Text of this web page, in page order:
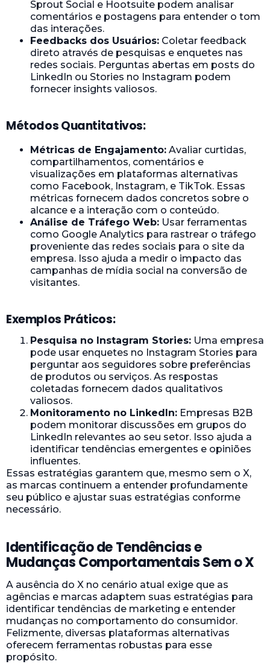
Sprout Social e Hootsuite podem analisar
comentários e postagens para entender o tom
das interações.
Feedbacks dos Usuários: Coletar feedback
direto através de pesquisas e enquetes nas
redes sociais. Perguntas abertas em posts do
LinkedIn ou Stories no Instagram podem
fornecer insights valiosos.
Métodos Quantitativos:
Métricas de Engajamento: Avaliar curtidas,
compartilhamentos, comentários e
visualizações em plataformas alternativas
como Facebook, Instagram, e TikTok. Essas
métricas fornecem dados concretos sobre o
alcance e a interação com o conteúdo.
Análise de Tráfego Web: Usar ferramentas
como Google Analytics para rastrear o tráfego
proveniente das redes sociais para o site da
empresa. Isso ajuda a medir o impacto das
campanhas de mídia social na conversão de
visitantes.
Exemplos Práticos:
Pesquisa no Instagram Stories: Uma empresa
pode usar enquetes no Instagram Stories para
perguntar aos seguidores sobre preferências
de produtos ou serviços. As respostas
coletadas fornecem dados qualitativos
valiosos.
Monitoramento no LinkedIn: Empresas B2B
podem monitorar discussões em grupos do
LinkedIn relevantes ao seu setor. Isso ajuda a
identificar tendências emergentes e opiniões
influentes.
Essas estratégias garantem que, mesmo sem o X,
as marcas continuem a entender profundamente
seu público e ajustar suas estratégias conforme
necessário.
Identificação de Tendências e
Mudanças Comportamentais Sem o X
A ausência do X no cenário atual exige que as
agências e marcas adaptem suas estratégias para
identificar tendências de marketing e entender
mudanças no comportamento do consumidor.
Felizmente, diversas plataformas alternativas
oferecem ferramentas robustas para esse
propósito.